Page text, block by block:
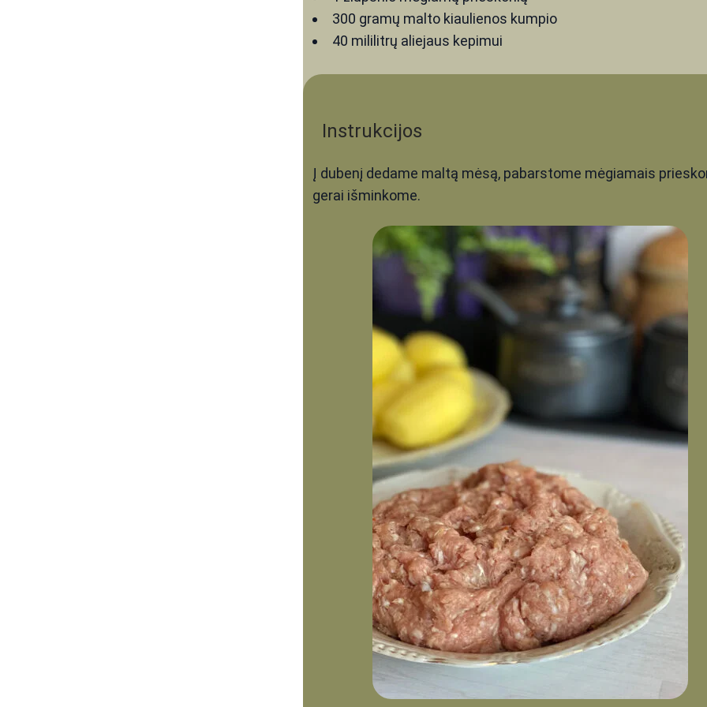
300 gramų malto kiaulienos kumpio
40 mililitrų aliejaus kepimui
Instrukcijos
Į dubenį dedame maltą mėsą, pabarstome mėgiamais
gerai išminkome.